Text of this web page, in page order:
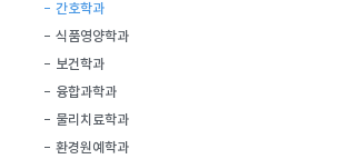
간호학과
식품영양학과
보건학과
융합과학과
물리치료학과
환경원예학과